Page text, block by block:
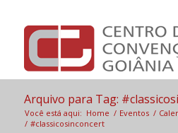
Arquivo para Tag:
Você está aqui: Home / Eventos /
/ #classicosinconcert